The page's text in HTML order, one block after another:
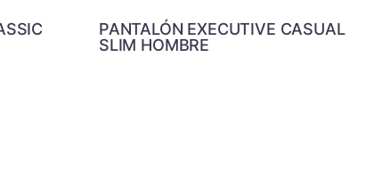
PANTALÓN EXECUTIVE CASUAL
SLIM HOMBRE